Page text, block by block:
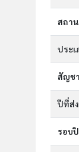
สถา
ประ
สัญช
ปีที่ส่
รอบ